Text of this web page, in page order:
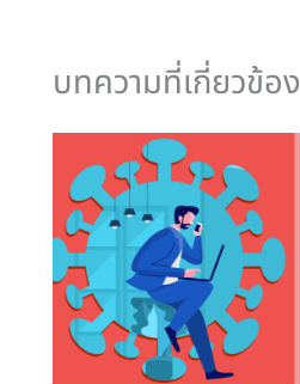
บทความที่เกี่ยวข้อง